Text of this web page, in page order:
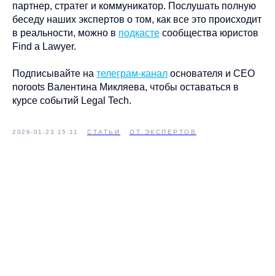
партнер, стратег и коммуникатор. Послушать полную
беседу наших экспертов о том, как все это происходит
в реальности, можно в подкасте сообщества юристов
Find a Lawyer.
Подписывайте на телеграм-канал основателя и CEO
noroots Валентина Микляева, чтобы оставаться в
курсе событий Legal Tech.
2026-01-23 15:11 СТАТЬИ ОТ ЭКСПЕРТОВ